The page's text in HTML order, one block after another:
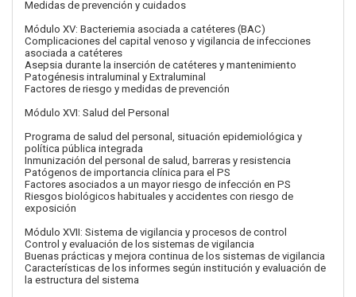
Medidas de prevención y cuidados
Módulo XV: Bacteriemia asociada a catéteres (BAC)
Complicaciones del capital venoso y vigilancia de infecciones
asociada a catéteres
Asepsia durante la inserción de catéteres y mantenimiento
Patogénesis intraluminal y Extraluminal
Factores de riesgo y medidas de prevención
Módulo XVI: Salud del Personal
Programa de salud del personal, situación epidemiológica y
política pública integrada
Inmunización del personal de salud, barreras y resistencia
Patógenos de importancia clínica para el PS
Factores asociados a un mayor riesgo de infección en PS
Riesgos biológicos habituales y accidentes con riesgo de
exposición
Módulo XVII: Sistema de vigilancia y procesos de control
Control y evaluación de los sistemas de vigilancia
Buenas prácticas y mejora continua de los sistemas de vigilancia
Características de los informes según institución y evaluación de
la estructura del sistema